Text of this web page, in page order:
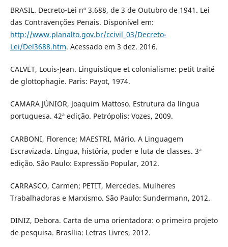
BRASIL. Decreto-Lei nº 3.688, de 3 de Outubro de 1941. Lei
das Contravenções Penais. Disponível em:
http://www.planalto.gov.br/ccivil_03/Decreto-
Lei/Del3688.htm. Acessado em 3 dez. 2016.
CALVET, Louis-Jean. Linguistique et colonialisme: petit traité
de glottophagie. Paris: Payot, 1974.
CAMARA JÚNIOR, Joaquim Mattoso. Estrutura da língua
portuguesa. 42ª edição. Petrópolis: Vozes, 2009.
CARBONI, Florence; MAESTRI, Mário. A Linguagem
Escravizada. Língua, história, poder e luta de classes. 3ª
edição. São Paulo: Expressão Popular, 2012.
CARRASCO, Carmen; PETIT, Mercedes. Mulheres
Trabalhadoras e Marxismo. São Paulo: Sundermann, 2012.
DINIZ, Debora. Carta de uma orientadora: o primeiro projeto
de pesquisa. Brasília: Letras Livres, 2012.